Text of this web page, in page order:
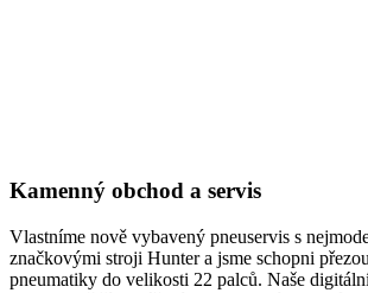
Kamenný obchod a servis
Vlastníme nově vybavený pneuservis s
značkovými stroji Hunter a jsme schopni
pneumatiky do velikosti 22 palců. Naše